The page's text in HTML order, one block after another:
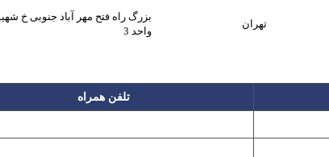
تهران
واحد 3
تلفن همراه